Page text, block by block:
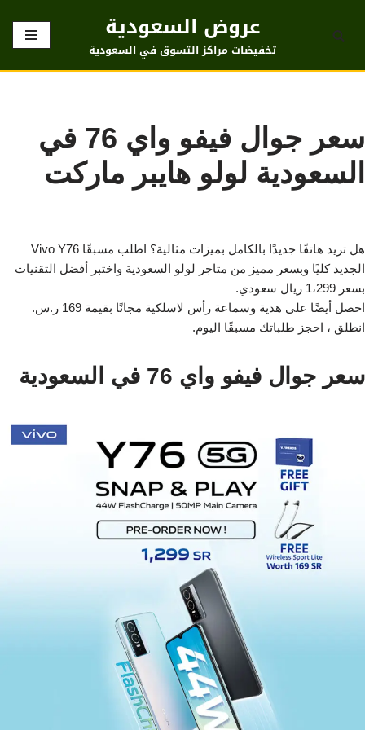
تخطى
عروض السعودية
تخفيضات مراكز التسوق في السعودية
سعر جوال فيفو واي 76 في
السعودية لولو هايبر ماركت
هل تريد هاتفًا جديدًا بالكامل بميزات مثالية؟ اطلب مسبقًا Vivo Y76
الجديد كليًا وبسعر مميز من متاجر لولو السعودية واختبر أفضل التقنيات
بسعر 1،299 ريال سعودي.
احصل أيضًا على هدية وسماعة رأس لاسلكية مجانًا بقيمة 169 ر.س.
انطلق ، احجز طلباتك مسبقًا اليوم.
سعر جوال فيفو واي 76 في السعودية